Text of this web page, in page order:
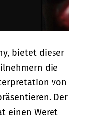
bietet dieser
die
von
Der
einen Weret